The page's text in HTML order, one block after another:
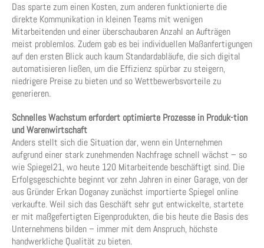
Das sparte zum einen Kosten, zum anderen funktionierte die
direkte Kommunikation in kleinen Teams mit wenigen
Mitarbeitenden und einer überschaubaren Anzahl an Aufträgen
meist problemlos. Zudem gab es bei individuellen Maßanfertigungen
auf den ersten Blick auch kaum Standardabläufe, die sich digital
automatisieren ließen, um die Effizienz spürbar zu steigern,
niedrigere Preise zu bieten und so Wettbewerbsvorteile zu
generieren.
Schnelles Wachstum erfordert optimierte Prozesse in Produk-tion
und Warenwirtschaft
Anders stellt sich die Situation dar, wenn ein Unternehmen
aufgrund einer stark zunehmenden Nachfrage schnell wächst – so
wie Spiegel21, wo heute 120 Mitarbeitende beschäftigt sind. Die
Erfolgsgeschichte beginnt vor zehn Jahren in einer Garage, von der
aus Gründer Erkan Doganay zunächst importierte Spiegel online
verkaufte. Weil sich das Geschäft sehr gut entwickelte, startete
er mit maßgefertigten Eigenprodukten, die bis heute die Basis des
Unternehmens bilden – immer mit dem Anspruch, höchste
handwerkliche Qualität zu bieten.